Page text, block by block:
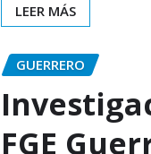
LEER MÁS
GUERRERO
FGE